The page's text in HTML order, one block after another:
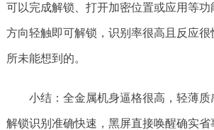
可以完成解锁、打开加密位置或应用等
方向轻触即可解锁，识别率很高且反应
所未能想到的。
小结：全金属机身逼格很高，轻薄
解锁识别准确快速，黑屏直接唤醒确实省